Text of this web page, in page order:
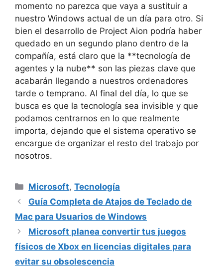
momento no parezca que vaya a sustituir a
nuestro Windows actual de un día para otro. Si
bien el desarrollo de Project Aion podría haber
quedado en un segundo plano dentro de la
compañía, está claro que la **tecnología de
agentes y la nube** son las piezas clave que
acabarán llegando a nuestros ordenadores
tarde o temprano. Al final del día, lo que se
busca es que la tecnología sea invisible y que
podamos centrarnos en lo que realmente
importa, dejando que el sistema operativo se
encargue de organizar el resto del trabajo por
nosotros.
Categorías
Microsoft,Tecnología
Guía Completa de Atajos de Teclado de
Mac para Usuarios de Windows
Microsoft planea convertir tus juegos
físicos de Xbox en licencias digitales para
evitar su obsolescencia